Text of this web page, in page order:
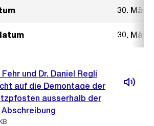
30. März
30. März
und Dr. Daniel Regli
auf die Demontage der
ausserhalb der